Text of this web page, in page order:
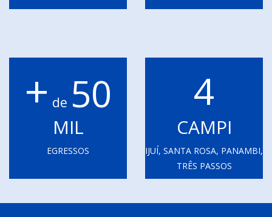
+ de 50
MIL
EGRESSOS
4
CAMPI
IJUÍ, SANTA ROSA, PANAMBI,
TRÊS PASSOS